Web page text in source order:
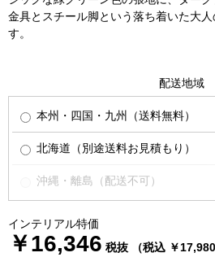
金具とスチール脚という落ち着いた大
す。
配送地域
本州・四国・九州（送料無料）
北海道（別途送料お見積もり）
沖縄・離島（配送不可）
インテリアル特価
￥16,346 税抜 （税込 ￥17,980